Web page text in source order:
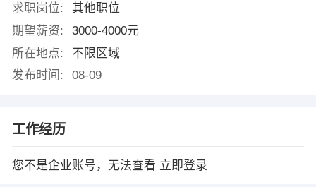
求职岗位:
其他职位
期望薪资:
3000-4000元
所在地点:
不限区域
发布时间:
08-09
工作经历
您不是企业账号，无法查看 立即登录